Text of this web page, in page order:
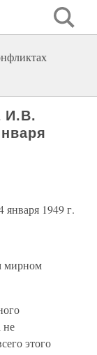
И.В.
1949 г.
мирном
не
этого